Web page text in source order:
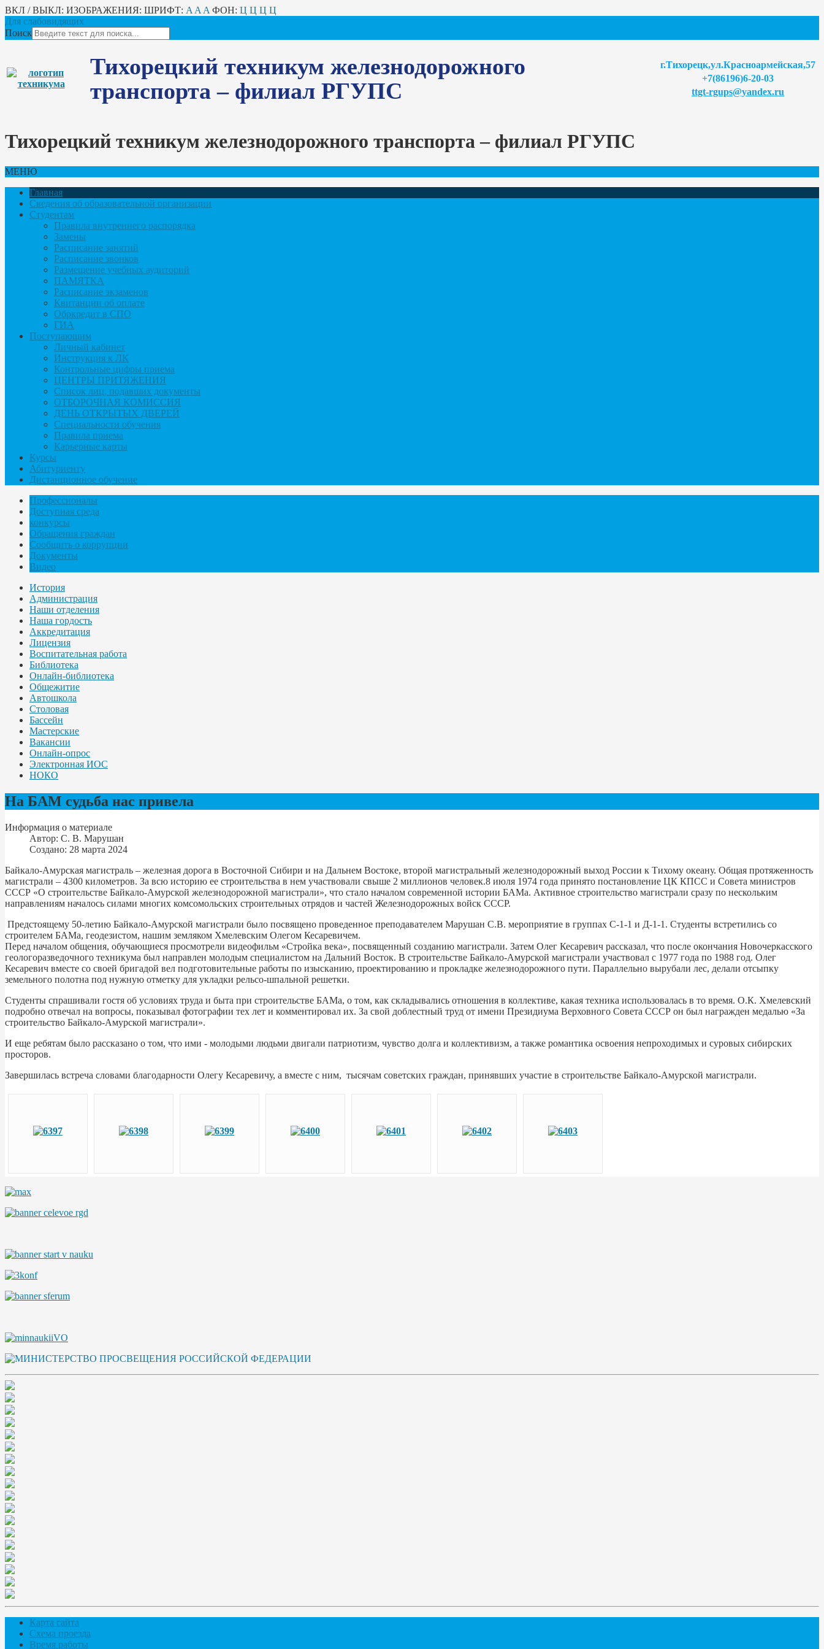
ВКЛ / ВЫКЛ: ИЗОБРАЖЕНИЯ: ШРИФТ: A A A ФОН: Ц Ц Ц Ц
Для слабовидящих
Поиск
Тихорецкий техникум железнодорожного
транспорта – филиал РГУПС
г.Тихорецк,ул.Красноармейская,57
+7(86196)6-20-03
ttgt-rgups@yandex.ru
Тихорецкий техникум железнодорожного транспорта – филиал РГУПС
МЕНЮ
Главная
Сведения об образовательной организации
Студентам
Правила внутреннего распорядка
Замены
Расписание занятий
Расписание звонков
Размещение учебных аудиторий
ПАМЯТКА
Расписание экзаменов
Квитанции об оплате
Обркредит в СПО
ГИА
Поступающим
Личный кабинет
Инструкция к ЛК
Контрольные цифры приема
ЦЕНТРЫ ПРИТЯЖЕНИЯ
Список лиц, подавших документы
ОТБОРОЧНАЯ КОМИССИЯ
ДЕНЬ ОТКРЫТЫХ ДВЕРЕЙ
Специальности обучения
Правила приема
Карьерные карты
Курсы
Абитуриенту
Дистанционное обучение
Профессионалы
Доступная среда
конкурсы
Обращения граждан
Сообщить о коррупции
Документы
Видео
История
Администрация
Наши отделения
Наша гордость
Аккредитация
Лицензия
Воспитательная работа
Библиотека
Онлайн-библиотека
Общежитие
Автошкола
Столовая
Бассейн
Мастерские
Вакансии
Онлайн-опрос
Электронная ИОС
НОКО
На БАМ судьба нас привела
Информация о материале
Автор: С. В. Марушан
Создано: 28 марта 2024
Байкало-Амурская магистраль – железная дорога в Восточной Сибири и на Дальнем Востоке, второй магистральный железнодорожный выход России к Тихому океану. Общая протяженность
магистрали – 4300 километров. За всю историю ее строительства в нем участвовали свыше 2 миллионов человек.8 июля 1974 года принято постановление ЦК КПСС и Совета министров
СССР «О строительстве Байкало-Амурской железнодорожной магистрали», что стало началом современной истории БАМа. Активное строительство магистрали сразу по нескольким
направлениям началось силами многих комсомольских строительных отрядов и частей Железнодорожных войск СССР.
Предстоящему 50-летию Байкало-Амурской магистрали было посвящено проведенное преподавателем Марушан С.В. мероприятие в группах С-1-1 и Д-1-1. Студенты встретились со
строителем БАМа, геодезистом, нашим земляком Хмелевским Олегом Кесаревичем.
Перед началом общения, обучающиеся просмотрели видеофильм «Стройка века», посвященный созданию магистрали. Затем Олег Кесаревич рассказал, что после окончания Новочеркасского
геологоразведочного техникума был направлен молодым специалистом на Дальний Восток. В строительстве Байкало-Амурской магистрали участвовал с 1977 года по 1988 год. Олег
Кесаревич вместе со своей бригадой вел подготовительные работы по изысканию, проектированию и прокладке железнодорожного пути. Параллельно вырубали лес, делали отсыпку
земельного полотна под нужную отметку для укладки рельсо-шпальной решетки.
Студенты спрашивали гостя об условиях труда и быта при строительстве БАМа, о том, как складывались отношения в коллективе, какая техника использовалась в то время. О.К. Хмелевский
подробно отвечал на вопросы, показывал фотографии тех лет и комментировал их. За свой доблестный труд от имени Президиума Верховного Совета СССР он был награжден медалью «За
строительство Байкало-Амурской магистрали».
И еще ребятам было рассказано о том, что ими - молодыми людьми двигали патриотизм, чувство долга и коллективизм, а также романтика освоения непроходимых и суровых сибирских
просторов.
Завершилась встреча словами благодарности Олегу Кесаревичу, а вместе с ним, тысячам советских граждан, принявших участие в строительстве Байкало-Амурской магистрали.
Карта сайта
Схема проезда
Время работы